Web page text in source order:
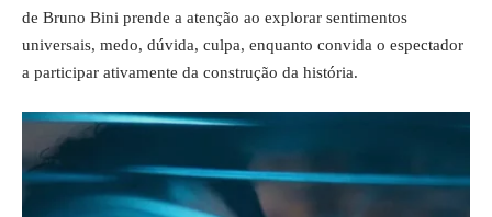
de Bruno Bini prende a atenção ao explorar sentimentos
universais, medo, dúvida, culpa, enquanto convida o espectador
a participar ativamente da construção da história.